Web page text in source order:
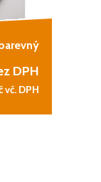
DPH
vč. DPH